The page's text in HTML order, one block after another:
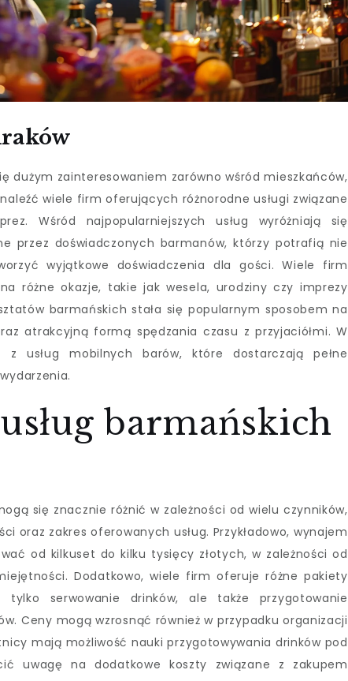
dużym zainteresowaniem zarówno wśród mieszkańców,
wiele firm oferujących różnorodne usługi związane
Wśród najpopularniejszych usług wyróżniają się
przez doświadczonych barmanów, którzy potrafią nie
wyjątkowe doświadczenia dla gości. Wiele firm
różne okazje, takie jak wesela, urodziny czy imprezy
barmańskich stała się popularnym sposobem na
atrakcyjną formą spędzania czasu z przyjaciółmi. W
z usług mobilnych barów, które dostarczają pełne
barmańskich
się znacznie różnić w zależności od wielu czynników,
oraz zakres oferowanych usług. Przykładowo, wynajem
od kilkuset do kilku tysięcy złotych, w zależności od
Dodatkowo, wiele firm oferuje różne pakiety
serwowanie drinków, ale także przygotowanie
Ceny mogą wzrosnąć również w przypadku organizacji
mają możliwość nauki przygotowywania drinków pod
uwagę na dodatkowe koszty związane z zakupem